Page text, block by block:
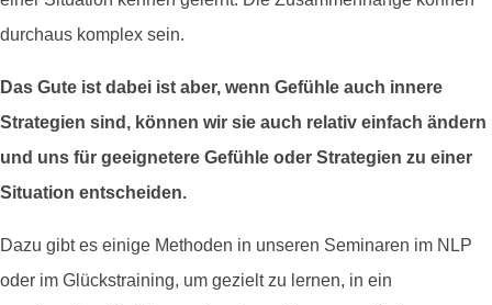
durchaus komplex sein.
Das Gute ist dabei ist aber, wenn Gefühle auch innere
Strategien sind, können wir sie auch relativ einfach ändern
und uns für geeignetere Gefühle oder Strategien zu einer
Situation entscheiden.
Dazu gibt es einige Methoden in unseren Seminaren im NLP
oder im Glückstraining, um gezielt zu lernen, in ein